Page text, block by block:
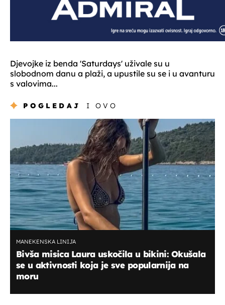
Djevojke iz benda 'Saturdays' uživale su u
slobodnom danu a plaži, a upustile su se i u avanturu
s valovima...
POGLEDAJ I OVO
MANEKENSKA LINIJA
Bivša misica Laura uskočila u bikini: Okušala
se u aktivnosti koja je sve popularnija na
moru